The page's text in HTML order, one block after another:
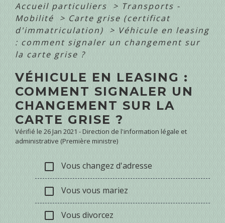
Accueil particuliers > Transports -
Mobilité
> Carte grise (certificat
d'immatriculation)
> Véhicule en leasing
: comment signaler un changement sur
la carte grise ?
VÉHICULE EN LEASING :
COMMENT SIGNALER UN
CHANGEMENT SUR LA
CARTE GRISE ?
Vérifié le 26 Jan 2021 - Direction de l'information légale et
administrative (Première ministre)
check_box_outline_blank Vous changez d'adresse
check_box_outline_blank Vous vous mariez
check_box_outline_blank Vous divorcez